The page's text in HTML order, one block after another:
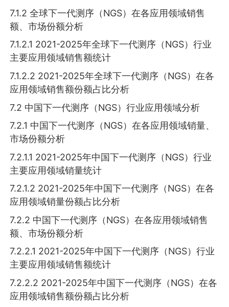
7.1.2 全球下一代测序（NGS）在各应用领域销售
额、市场份额分析
7.1.2.1 2021-2025年全球下一代测序（NGS）行业
主要应用领域销售额统计
7.1.2.2 2021-2025年全球下一代测序（NGS）在各
应用领域销售额份额占比分析
7.2 中国下一代测序（NGS）行业应用领域分析
7.2.1 中国下一代测序（NGS）在各应用领域销量、
市场份额分析
7.2.1.1 2021-2025年中国下一代测序（NGS）行业
主要应用领域销量统计
7.2.1.2 2021-2025年中国下一代测序（NGS）在各
应用领域销量份额占比分析
7.2.2 中国下一代测序（NGS）在各应用领域销售
额、市场份额分析
7.2.2.1 2021-2025年中国下一代测序（NGS）行业
主要应用领域销售额统计
7.2.2.2 2021-2025年中国下一代测序（NGS）在各
应用领域销售额份额占比分析